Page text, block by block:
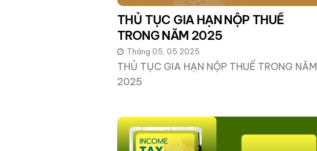
THỦ TỤC GIA HẠN NỘP THUẾ
TRONG NĂM 2025
Tháng 05, 05 2025
THỦ TỤC GIA HẠN NỘP THUẾ TRONG NĂM
2025